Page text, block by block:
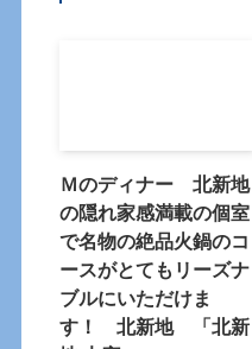
Ｍのディナー 北新地
の隠れ家感満載の個室
で名物の絶品火鍋のコ
ースがとてもリーズナ
ブルにいただけま
す！ 北新地 「北新